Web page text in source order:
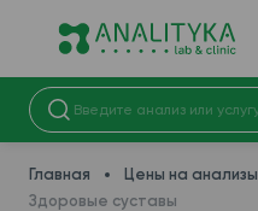
Главная Цены на анализы
Здоровые суставы